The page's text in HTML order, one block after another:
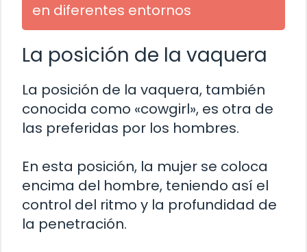
en diferentes entornos
La posición de la vaquera
La posición de la vaquera, también
conocida como «cowgirl», es otra de
las preferidas por los hombres.
En esta posición, la mujer se coloca
encima del hombre, teniendo así el
control del ritmo y la profundidad de
la penetración.